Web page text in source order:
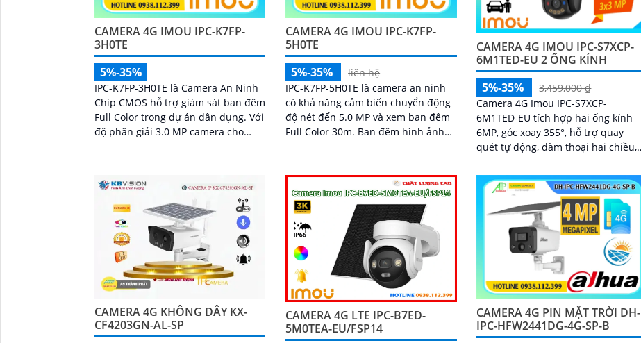
CAMERA 4G IMOU IPC-K7FP-
3H0TE
5%-35%
IPC-K7FP-3H0TE là Camera An Ninh
Chip CMOS hỗ trợ giám sát ban đêm
Full Color trong dự án dân dụng. Với
độ phân giải 3.0 MP camera cho
CAMERA 4G IMOU IPC-K7FP-
5H0TE
5%-35%
liên hệ
IPC-K7FP-5H0TE là camera an ninh
có khả năng cảm biến chuyển động
độ nét đến 5.0 MP và xem ban đêm
Full Color 30m. Ban đêm hình ảnh
CAMERA 4G IMOU IPC-S7XCP-
6M1TED-EU 2 ỐNG KÍNH
5%-35%
3,459,000 ₫
Camera 4G Imou IPC-S7XCP-
6M1TED-EU tích hợp hai ống kính
6MP, góc xoay 355°, hỗ trợ quay
quét tự động, đàm thoại hai chiều,
hiện thông minh IMOU SENSE, báo
động còi 110dB
CAMERA 4G KHÔNG DÂY KX-
CF4203GN-AL-SP
CAMERA 4G LTE IPC-B7ED-
5M0TEA-EU/FSP14
CAMERA 4G PIN MẶT TRỜI DH-
IPC-HFW2441DG-4G-SP-B